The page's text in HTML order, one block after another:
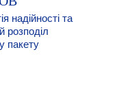
надійності та
розподіл
пакету